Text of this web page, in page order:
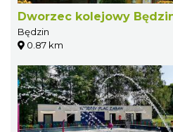
Dworzec kolejowy
Będzin
0.87 km